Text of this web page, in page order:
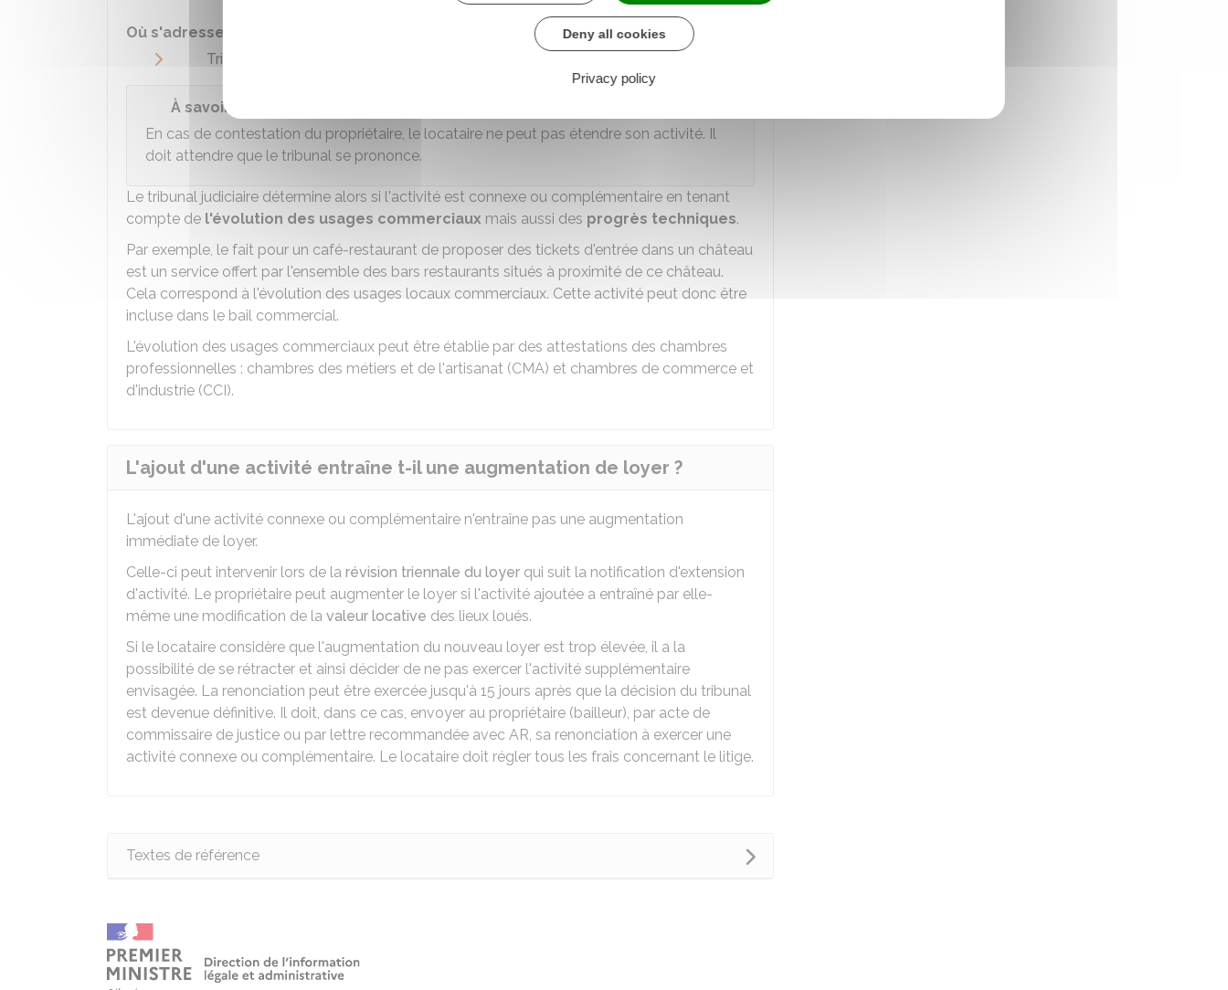
Où s'adresser ?
Tribunal judiciaire
À savoir
En cas de contestation du propriétaire, le locataire ne peut pas étendre son activité. Il
doit attendre que le tribunal se prononce.
Le tribunal judiciaire détermine alors si l'activité est connexe ou complémentaire en tenant
compte de l'évolution des usages commerciaux mais aussi des progrès techniques.
Par exemple, le fait pour un café-restaurant de proposer des tickets d'entrée dans un château
est un service offert par l'ensemble des bars restaurants situés à proximité de ce château.
Cela correspond à l'évolution des usages locaux commerciaux. Cette activité peut donc être
incluse dans le bail commercial.
L'évolution des usages commerciaux peut être établie par des attestations des chambres
professionnelles : chambres des métiers et de l'artisanat (CMA) et chambres de commerce et
d'industrie (CCI).
L'ajout d'une activité entraîne t-il une augmentation de loyer ?
L'ajout d'une activité connexe ou complémentaire n'entraîne pas une augmentation
immédiate de loyer.
Celle-ci peut intervenir lors de la révision triennale du loyer qui suit la notification d'extension
d'activité. Le propriétaire peut augmenter le loyer si l'activité ajoutée a entraîné par elle-
même une modification de la valeur locative des lieux loués.
Si le locataire considère que l'augmentation du nouveau loyer est trop élevée, il a la
possibilité de se rétracter et ainsi décider de ne pas exercer l'activité supplémentaire
envisagée. La renonciation peut être exercée jusqu'à 15 jours après que la décision du tribunal
est devenue définitive. Il doit, dans ce cas, envoyer au propriétaire (bailleur), par acte de
commissaire de justice ou par lettre recommandée avec AR, sa renonciation à exercer une
activité connexe ou complémentaire. Le locataire doit régler tous les frais concernant le litige.
Textes de référence
Deny all cookies
Privacy policy